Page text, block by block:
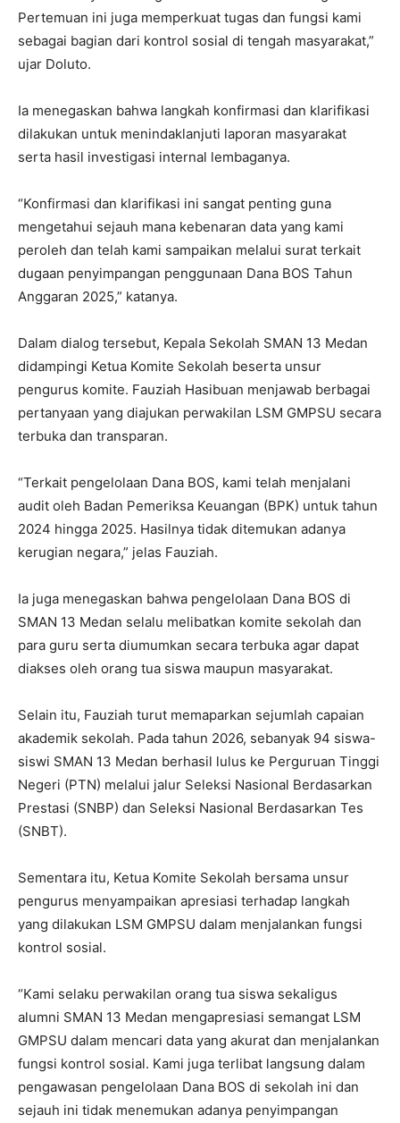
Pertemuan ini juga memperkuat tugas dan fungsi kami
sebagai bagian dari kontrol sosial di tengah masyarakat,”
ujar Doluto.
Ia menegaskan bahwa langkah konfirmasi dan klarifikasi
dilakukan untuk menindaklanjuti laporan masyarakat
serta hasil investigasi internal lembaganya.
“Konfirmasi dan klarifikasi ini sangat penting guna
mengetahui sejauh mana kebenaran data yang kami
peroleh dan telah kami sampaikan melalui surat terkait
dugaan penyimpangan penggunaan Dana BOS Tahun
Anggaran 2025,” katanya.
Dalam dialog tersebut, Kepala Sekolah SMAN 13 Medan
didampingi Ketua Komite Sekolah beserta unsur
pengurus komite. Fauziah Hasibuan menjawab berbagai
pertanyaan yang diajukan perwakilan LSM GMPSU secara
terbuka dan transparan.
“Terkait pengelolaan Dana BOS, kami telah menjalani
audit oleh Badan Pemeriksa Keuangan (BPK) untuk tahun
2024 hingga 2025. Hasilnya tidak ditemukan adanya
kerugian negara,” jelas Fauziah.
Ia juga menegaskan bahwa pengelolaan Dana BOS di
SMAN 13 Medan selalu melibatkan komite sekolah dan
para guru serta diumumkan secara terbuka agar dapat
diakses oleh orang tua siswa maupun masyarakat.
Selain itu, Fauziah turut memaparkan sejumlah capaian
akademik sekolah. Pada tahun 2026, sebanyak 94 siswa-
siswi SMAN 13 Medan berhasil lulus ke Perguruan Tinggi
Negeri (PTN) melalui jalur Seleksi Nasional Berdasarkan
Prestasi (SNBP) dan Seleksi Nasional Berdasarkan Tes
(SNBT).
Sementara itu, Ketua Komite Sekolah bersama unsur
pengurus menyampaikan apresiasi terhadap langkah
yang dilakukan LSM GMPSU dalam menjalankan fungsi
kontrol sosial.
“Kami selaku perwakilan orang tua siswa sekaligus
alumni SMAN 13 Medan mengapresiasi semangat LSM
GMPSU dalam mencari data yang akurat dan menjalankan
fungsi kontrol sosial. Kami juga terlibat langsung dalam
pengawasan pengelolaan Dana BOS di sekolah ini dan
sejauh ini tidak menemukan adanya penyimpangan